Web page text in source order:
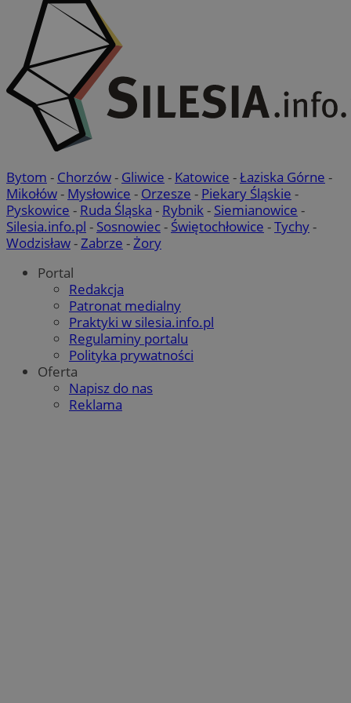
Bytom - Chorzów- Gliwice - Katowice -Łaziska Górne -
Mikołów- Mysłowice - Orzesze - Piekary Śląskie -
Pyskowice - Ruda Śląska - Rybnik - Siemianowice -
Silesia.info.pl - Sosnowiec- Świętochłowice -Tychy-
Wodzisław- Zabrze - Żory
Portal
Redakcja
Patronat medialny
Praktyki w silesia.info.pl
Regulaminy portalu
Polityka prywatności
Oferta
Napisz do nas
Reklama
QeSessID
MvSessID
VISITOR_PRIVACY_METADATA